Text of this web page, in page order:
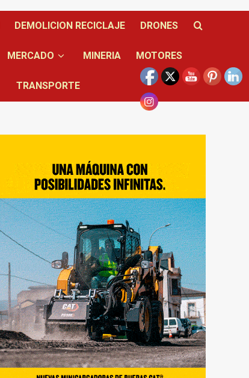
DEMOLICION RECICLAJE DRONES
MERCADO MINERIA MOTORES
TRANSPORTE